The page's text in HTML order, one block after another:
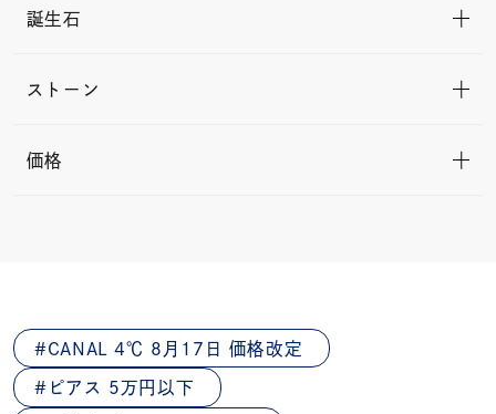
誕生石
ストーン
価格
CANAL 4℃ 8月17日 価格改定
ピアス 5万円以下